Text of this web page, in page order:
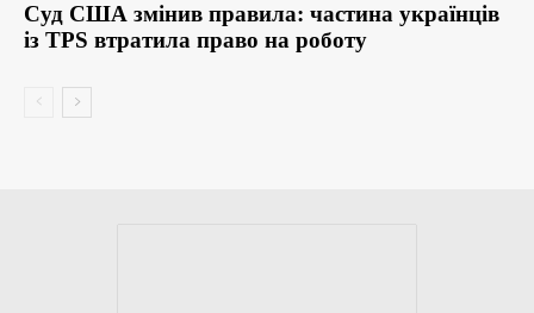
Суд США змінив правила: частина українців
із TPS втратила право на роботу